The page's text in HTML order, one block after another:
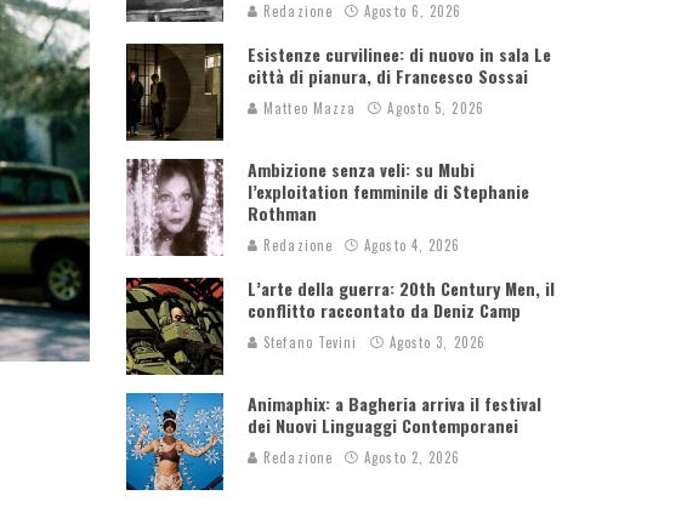
Redazione Agosto 6, 2026
Esistenze curvilinee: di nuovo in sala Le
città di pianura, di Francesco Sossai
Matteo Mazza Agosto 5, 2026
Ambizione senza veli: su Mubi
l’exploitation femminile di Stephanie
Rothman
Redazione Agosto 4, 2026
L’arte della guerra: 20th Century Men, il
conflitto raccontato da Deniz Camp
Stefano Tevini Agosto 3, 2026
Animaphix: a Bagheria arriva il festival
dei Nuovi Linguaggi Contemporanei
Redazione Agosto 2, 2026